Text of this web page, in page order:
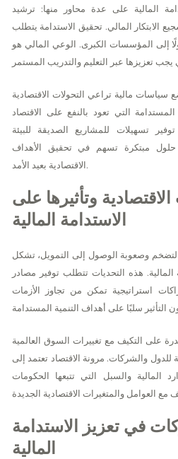
المالية على عدة محاور منها: ترشيد
الابتكار المالي. تحقيق الاستدامة يتطلب
إلى المؤسسات الكبرى. الوعي المالي هو
مالية تراعي التحولات الاقتصادية
التي تعود بالنفع على الاقتصاد
تسهيلات للمشاريع الصديقة للبيئة
حلول مبتكرة تسهم في تحقيق الأهداف
الاقتصادية بعيد الأمد.
الاقتصادية وتأثيرها على
الاستدامة المالية
التضخم وصعوبة الوصول إلى التمويل، تشكل
هذه التحديات تتطلب توفير مصادر
استراتيجية تمكن من تجاوز الأزمات
على التكيف مع تغييرات السوق العالمية
للدول والشركات. مرونة الاقتصاد تعتمد إلى
المالية والسبل التي تتبعها الحكومات
في تعزيز الاستدامة
المالية